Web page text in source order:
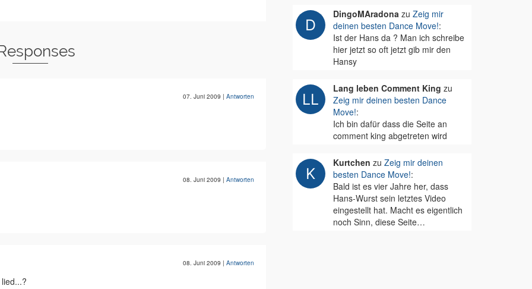
07. Juni 2009 | Antworten
08. Juni 2009 | Antworten
08. Juni 2009 | Antworten
DingoMAradonazu Zeig mir
deinen besten Dance Move!:
Ist der Hans da ? Man ich schreibe
hier jetzt so oft jetzt gib mir den
Hansy
Lang leben Comment King zu
Zeig mir deinen besten Dance
Move!:
Ich bin dafür dass die Seite an
comment king abgetreten wird
Kurtchen zu Zeig mir deinen
besten Dance Move!:
Bald ist es vier Jahre her, dass
Hans-Wurst sein letztes Video
eingestellt hat. Macht es eigentlich
noch Sinn, diese Seite…